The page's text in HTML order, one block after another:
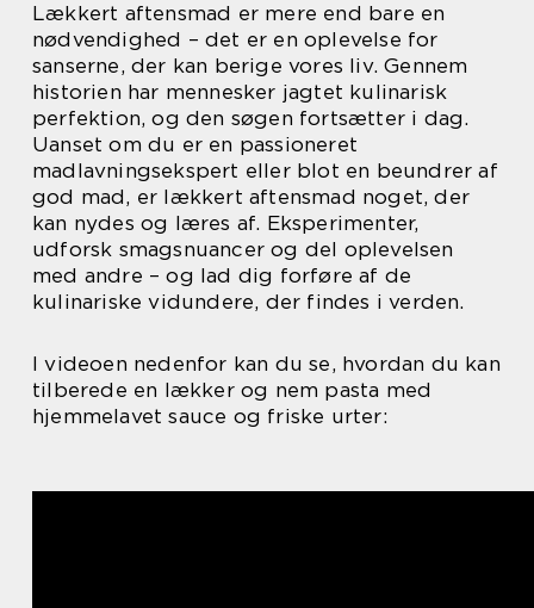
Lækkert aftensmad er mere end bare en
nødvendighed – det er en oplevelse for
sanserne, der kan berige vores liv. Gennem
historien har mennesker jagtet kulinarisk
perfektion, og den søgen fortsætter i dag.
Uanset om du er en passioneret
madlavningsekspert eller blot en beundrer af
god mad, er lækkert aftensmad noget, der
kan nydes og læres af. Eksperimenter,
udforsk smagsnuancer og del oplevelsen
med andre – og lad dig forføre af de
kulinariske vidundere, der findes i verden.
I videoen nedenfor kan du se, hvordan du kan
tilberede en lækker og nem pasta med
hjemmelavet sauce og friske urter: